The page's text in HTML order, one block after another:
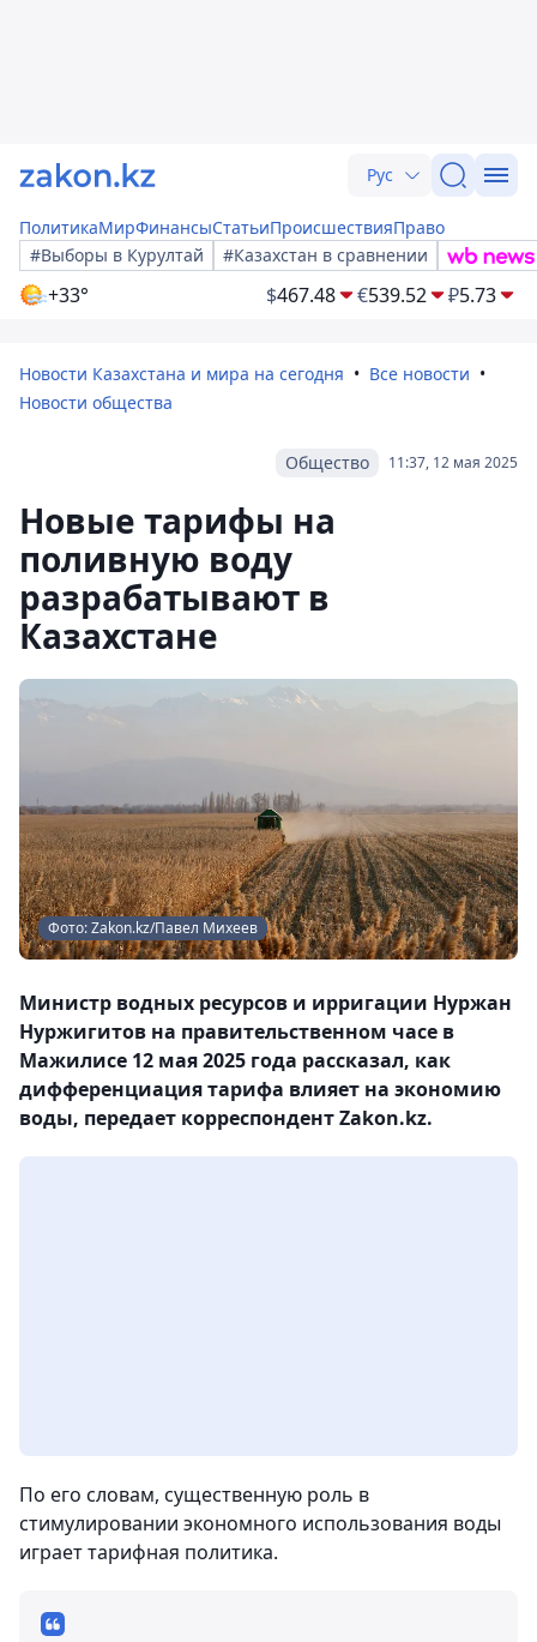
Рус
ПолитикаМирФинансыСтатьиПроисшествияПраво
#Выборы в Курултай
#Казахстан в сравнении
+33° $467.48 €539.52 ₽5.73
Новости Казахстана и мира на сегодня
Все новости
Новости общества
11:37, 12 мая 2025
Общество
Новые тарифы на
поливную воду
разрабатывают в
Казахстане
Фото: Zakon.kz/Павел Михеев
Министр водных ресурсов и ирригации Нуржан
Нуржигитов на правительственном часе в
Мажилисе 12 мая 2025 года рассказал, как
дифференциация тарифа влияет на экономию
воды, передает корреспондент Zakon.kz.
По его словам, существенную роль в
стимулировании экономного использования воды
играет тарифная политика.